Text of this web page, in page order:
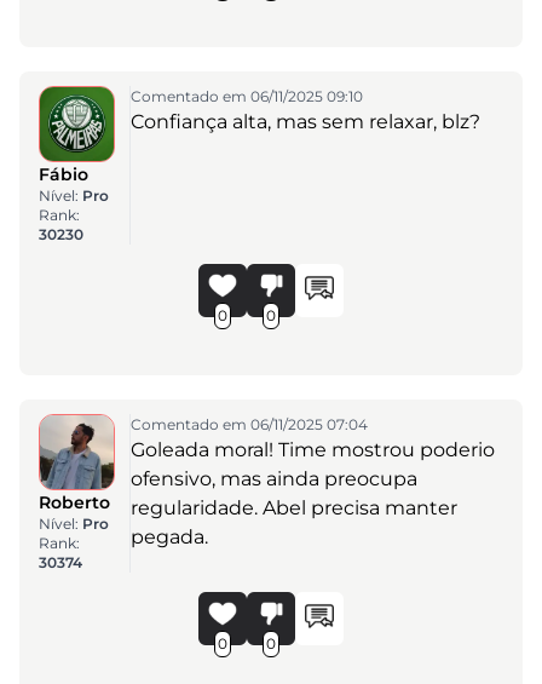
Fábio
Nível: Pro
Rank:
30230
Comentado em 06/11/2025 09:10
Confiança alta, mas sem relaxar, blz?
0 0
Roberto
Nível: Pro
Rank:
30374
Comentado em 06/11/2025 07:04
Goleada moral! Time mostrou poderio
ofensivo, mas ainda preocupa
regularidade. Abel precisa manter
pegada.
0 0